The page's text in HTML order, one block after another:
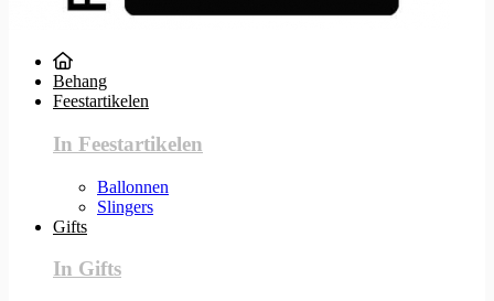
Behang
Feestartikelen
In Feestartikelen
Ballonnen
Slingers
Gifts
In Gifts